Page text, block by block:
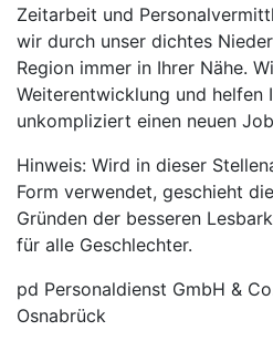
Zeitarbeit und
wir durch unser dichtes
Region immer in Ihrer Nähe.
Weiterentwicklung und helfen
unkompliziert einen neuen
Hinweis: Wird in dieser
Form verwendet, geschieht
Gründen der besseren
für alle Geschlechter.
pd Personaldienst GmbH &
Osnabrück